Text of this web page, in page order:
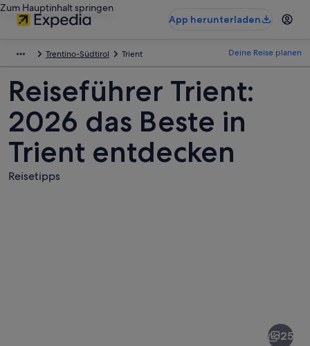
Zum Hauptinhalt springen
App herunterladen
Trentino-Südtirol Trient Deine Reise planen
Reiseführer Trient:
2026 das Beste in
Trient entdecken
Reisetipps
25